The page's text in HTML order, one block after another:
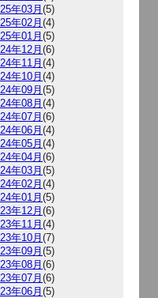
年03月 (5)
年02月 (4)
年01月 (5)
年12月 (6)
年11月 (4)
年10月 (4)
年09月 (5)
年08月 (4)
年07月 (6)
年06月 (4)
年05月 (4)
年04月 (6)
年03月 (5)
年02月 (4)
年01月 (5)
年12月 (6)
年11月 (4)
年10月 (7)
年09月 (5)
年08月 (6)
年07月 (6)
年06月 (5)